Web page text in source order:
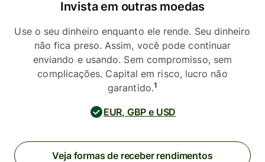
Invista em outras moedas
Use o seu dinheiro enquanto ele rende. Seu dinheiro
não fica preso. Assim, você pode continuar
enviando e usando. Sem compromisso, sem
complicações. Capital em risco, lucro não
garantido.1
EUR, GBP e USD
Veja formas de receber rendimentos